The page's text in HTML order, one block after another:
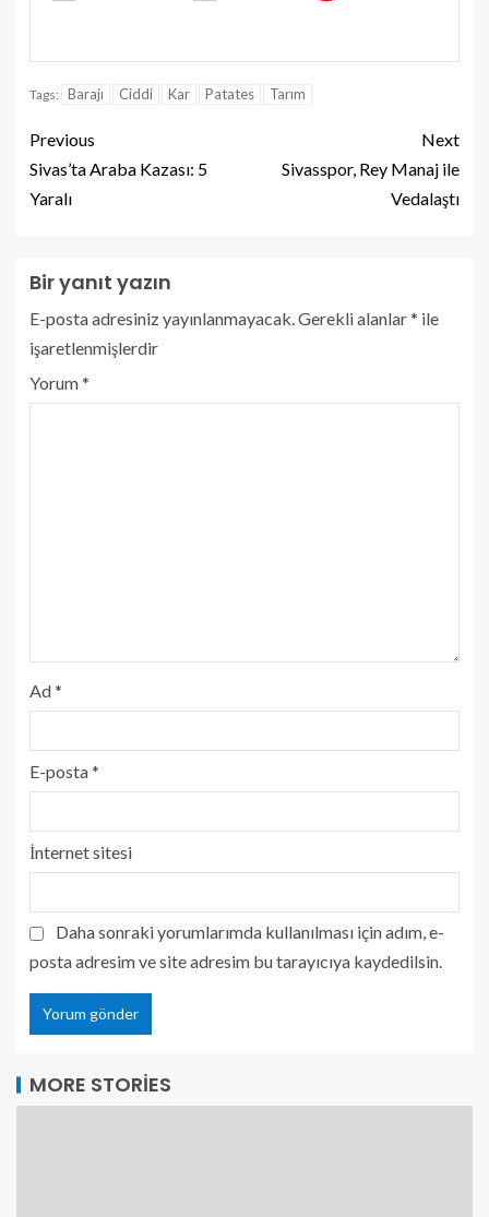
Tags: Barajı Ciddi Kar Patates Tarım
Previous
Sivas’ta Araba Kazası: 5
Yaralı
Next
Sivasspor, Rey Manaj ile
Vedalaştı
Bir yanıt yazın
E-posta adresiniz yayınlanmayacak.Gerekli alanlar* ile
işaretlenmişlerdir
Yorum*
Ad*
E-posta*
İnternet sitesi
Daha sonraki yorumlarımda kullanılması için adım, e-
posta adresim ve site adresim bu tarayıcıya kaydedilsin.
MORE STORIES